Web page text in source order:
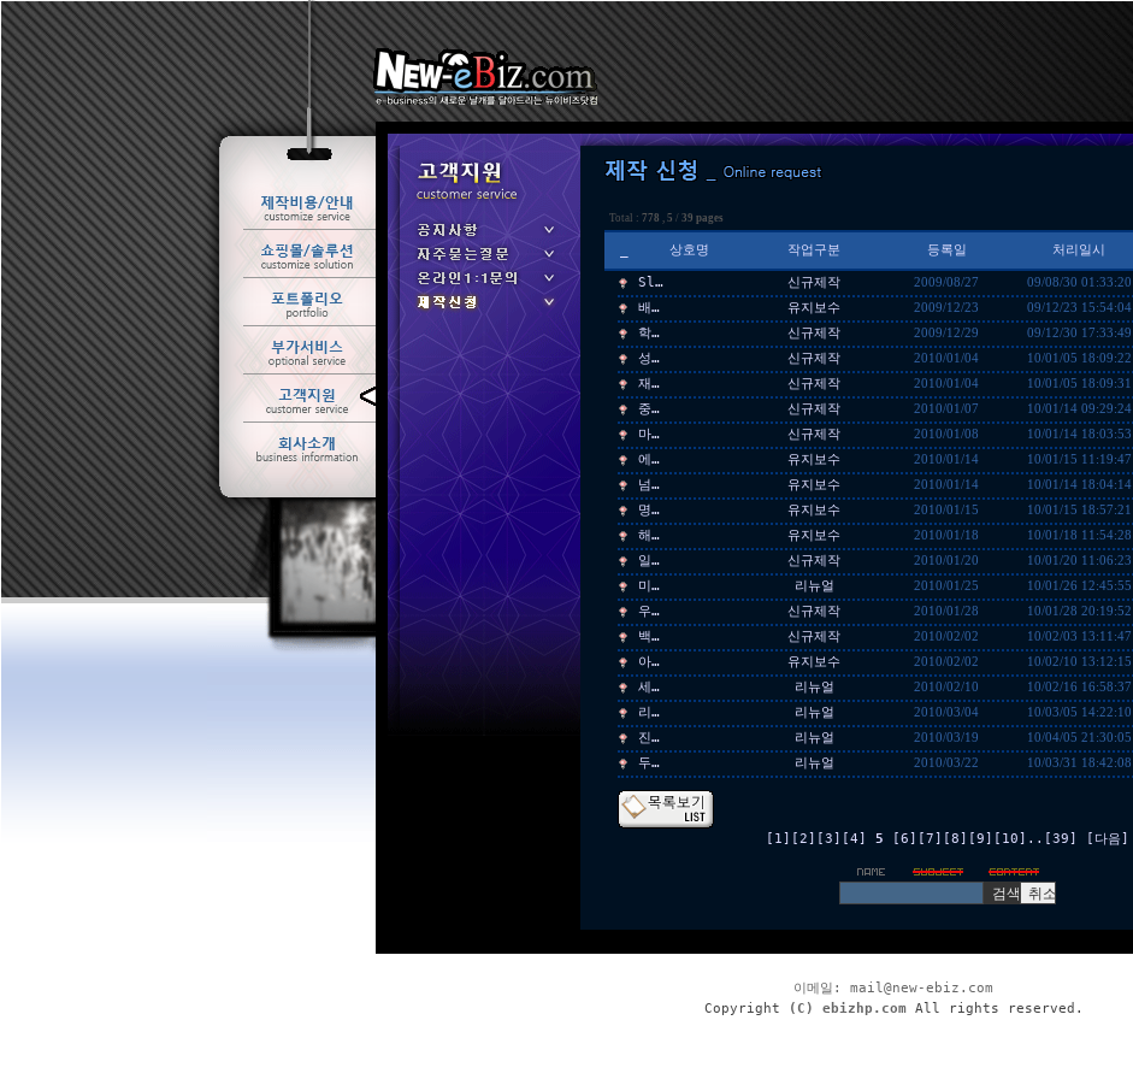
Total : 778 , 5 / 39 pages
상호명 작업구분 등록일 처리일시
Sl… 신규제작 2009/08/27 09/08/30 01:33:20
배…
유지보수 2009/12/23 09/12/23 15:54:04
학…
신규제작 2009/12/29 09/12/30 17:33:49
성…
신규제작 2010/01/04 10/01/05 18:09:22
재…
신규제작 2010/01/04 10/01/05 18:09:31
중…
신규제작 2010/01/07 10/01/14 09:29:24
마…
신규제작 2010/01/08 10/01/14 18:03:53
에…
유지보수 2010/01/14 10/01/15 11:19:47
넘…
유지보수 2010/01/14 10/01/14 18:04:14
명…
유지보수 2010/01/15 10/01/15 18:57:21
해…
유지보수 2010/01/18 10/01/18 11:54:28
일…
신규제작 2010/01/20 10/01/20 11:06:23
미…
리뉴얼 2010/01/25 10/01/26 12:45:55
우…
신규제작 2010/01/28 10/01/28 20:19:52
백…
신규제작 2010/02/02 10/02/03 13:11:47
아…
유지보수 2010/02/02 10/02/10 13:12:15
세…
리뉴얼 2010/02/10 10/02/16 16:58:37
리…
리뉴얼 2010/03/04 10/03/05 14:22:10
진…
리뉴얼 2010/03/19 10/04/05 21:30:05
두…
리뉴얼 2010/03/22 10/03/31 18:42:08
[1] [2] [3] [4] 5 [6] [7] [8] [9] [10] .. [39] [다음]
이메일: mail@new-ebiz.com
Copyright
(C) ebizhp.comAll rights reserved.
ㆍ 공지사항
ㆍ 자주묻는질문
ㆍ 온라인1:1문의
ㆍ 제작신청